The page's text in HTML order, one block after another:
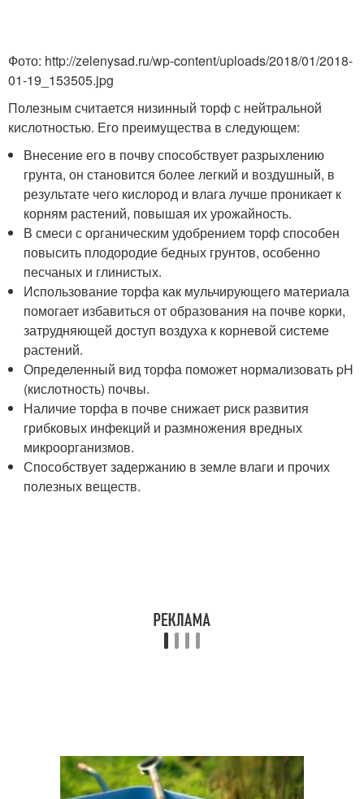
Фото: http://zelenysad.ru/wp-content/uploads/2018/01/2018-
01-19_153505.jpg
Полезным считается низинный торф с нейтральной
кислотностью. Его преимущества в следующем:
Внесение его в почву способствует разрыхлению
грунта, он становится более легкий и воздушный, в
результате чего кислород и влага лучше проникает к
корням растений, повышая их урожайность.
В смеси с органическим удобрением торф способен
повысить плодородие бедных грунтов, особенно
песчаных и глинистых.
Использование торфа как мульчирующего материала
помогает избавиться от образования на почве корки,
затрудняющей доступ воздуха к корневой системе
растений.
Определенный вид торфа поможет нормализовать pH
(кислотность) почвы.
Наличие торфа в почве снижает риск развития
грибковых инфекций и размножения вредных
микроорганизмов.
Способствует задержанию в земле влаги и прочих
полезных веществ.